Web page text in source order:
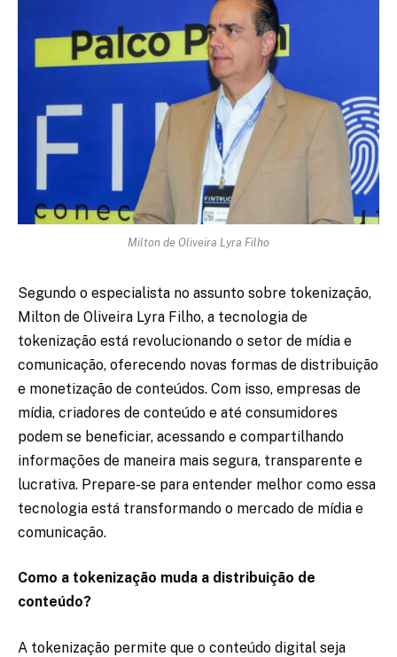
Milton de Oliveira Lyra Filho
Segundo o especialista no assunto sobre tokenização,
Milton de Oliveira Lyra Filho, a tecnologia de
tokenização está revolucionando o setor de mídia e
comunicação, oferecendo novas formas de distribuição
e monetização de conteúdos. Com isso, empresas de
mídia, criadores de conteúdo e até consumidores
podem se beneficiar, acessando e compartilhando
informações de maneira mais segura, transparente e
lucrativa. Prepare-se para entender melhor como essa
tecnologia está transformando o mercado de mídia e
comunicação.
Como a tokenização muda a distribuição de
conteúdo?
A tokenização permite que o conteúdo digital seja